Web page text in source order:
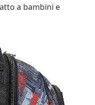
a bambini e